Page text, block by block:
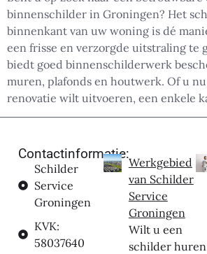
binnenschilder in Groningen? Het
binnenkant van uw woning is dé
een frisse en verzorgde uitstraling te
biedt goed binnenschilderwerk
muren, plafonds en houtwerk. Of u
renovatie wilt uitvoeren, een enkele
Contactinformatie:
Schilder
Service
Groningen
KVK:
58037640
Werkgebied
van Schilder
Service
Groningen
Wilt u een
schilder huren